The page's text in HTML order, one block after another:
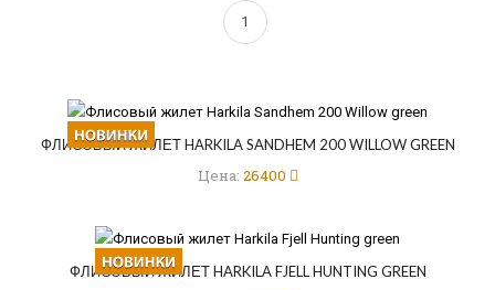
1
ФЛИСОВЫЙ ЖИЛЕТ HARKILA SANDHEM 200 WILLOW GREEN
Цена: 26400
ФЛИСОВЫЙ ЖИЛЕТ HARKILA FJELL HUNTING GREEN